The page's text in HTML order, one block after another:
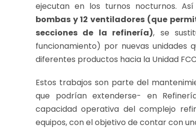
ejecutan en los turnos nocturnos.
bombas y 12 ventiladores (que
secciones de la refinería), se
funcionamiento) por nuevas
diferentes productos hacia la Unidad
Estos trabajos son parte del
que podrían extenderse- en
capacidad operativa del complejo
equipos, con el objetivo de contar con